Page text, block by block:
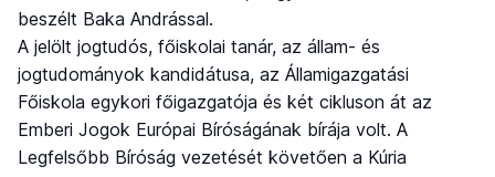
beszélt Baka Andrással.
A jelölt jogtudós, főiskolai tanár, az állam- és
jogtudományok kandidátusa, az Államigazgatási
Főiskola egykori főigazgatója és két cikluson át az
Emberi Jogok Európai Bíróságának bírája volt. A
Legfelsőbb Bíróság vezetését követően a Kúria